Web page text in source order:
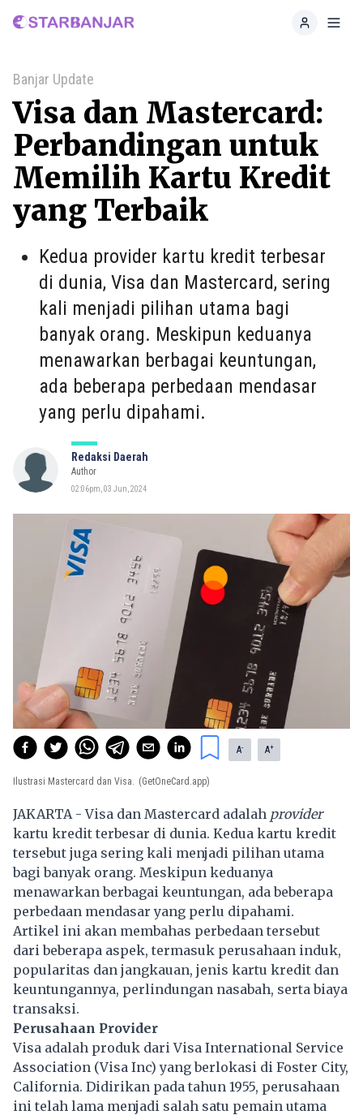
Home
Banjar Update
Visa dan Mastercard:
Perbandingan untuk
Memilih Kartu Kredit
yang Terbaik
Kedua provider kartu kredit terbesar
di dunia, Visa dan Mastercard, sering
kali menjadi pilihan utama bagi
banyak orang. Meskipun keduanya
menawarkan berbagai keuntungan,
ada beberapa perbedaan mendasar
yang perlu dipahami.
Redaksi Daerah
Author
02:06pm, 03 Jun, 2024
A- A+
Ilustrasi Mastercard dan Visa. (GetOneCard.app)
JAKARTA - Visa dan Mastercard adalah provider
kartu kredit terbesar di dunia. Kedua kartu kredit
tersebut juga sering kali menjadi pilihan utama
bagi banyak orang. Meskipun keduanya
menawarkan berbagai keuntungan, ada beberapa
perbedaan mendasar yang perlu dipahami.
Artikel ini akan membahas perbedaan tersebut
dari beberapa aspek, termasuk perusahaan induk,
popularitas dan jangkauan, jenis kartu kredit dan
keuntungannya, perlindungan nasabah, serta biaya
transaksi.
Perusahaan Provider
Visa adalah produk dari Visa International Service
Association (Visa Inc) yang berlokasi di Foster City,
California. Didirikan pada tahun 1955, perusahaan
ini telah lama menjadi salah satu pemain utama